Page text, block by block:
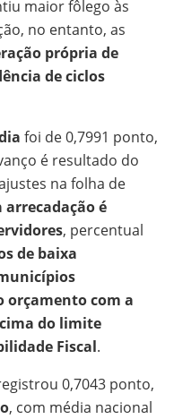
maior fôlego às
no entanto, as
própria de
de ciclos
foi de 0,7991 ponto,
é resultado do
na folha de
arrecadação é
, percentual
de baixa
orçamento com a
do limite
Fiscal.
0,7043 ponto,
, com média nacional